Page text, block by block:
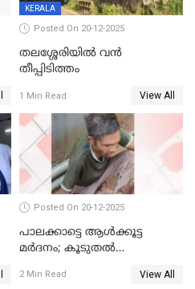
KERALA
Posted On 20-12-2025
തലശ്ശേരിയിൽ വൻ
തീപ്പിടിത്തം
1 Min Read View All
Posted On 20-12-2025
പാലക്കാട്ടെ ആള്‍ക്കൂട്ട
മര്‍ദനം; കൂടുതല്‍
അംഗ സംഘമെന്ന് വിവരം
2 Min Read View All